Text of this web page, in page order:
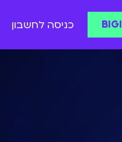
כניסה לחשבון